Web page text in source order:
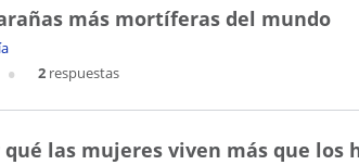
más mortíferas del mundo
2 respuestas
qué las mujeres viven más que los